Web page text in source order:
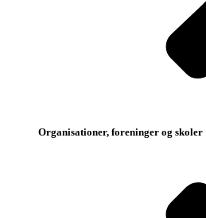
Organisationer, foreninger og skoler